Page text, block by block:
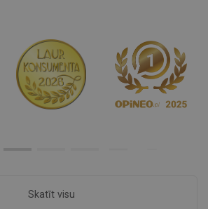
Skatīt visu